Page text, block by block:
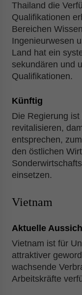
Thailand die
Qualifikationen
Bereichen
Ingenieurwesen
Land hat ein
sekundären und
Qualifikationen.
Künftig
Die Regierung
revitalisieren,
entsprechen,
den östlichen
einsetzen.
Vietnam
Aktuelle
Vietnam ist für
attraktiver
wachsende
Arbeitskräfte